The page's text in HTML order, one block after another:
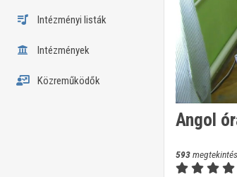
Intézményi listák
Intézmények
Közreműködők
Angol
593megtekintés